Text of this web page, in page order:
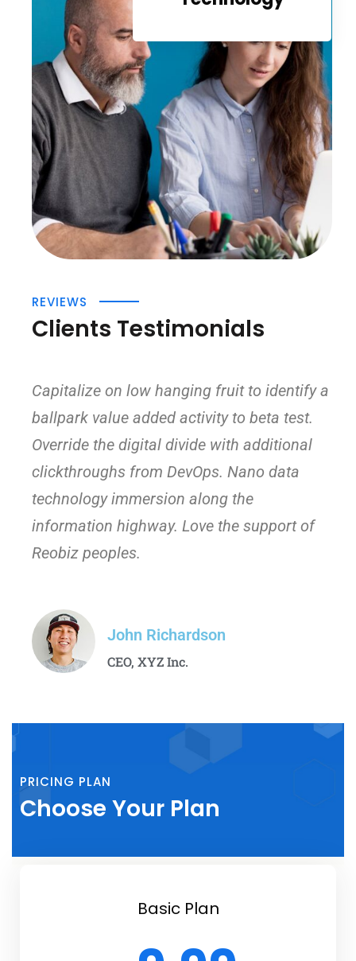
REVIEWS
Clients Testimonials
Capitalize on low hanging fruit to identify a
ballpark value added activity to beta test.
Override the digital divide with additional
clickthroughs from DevOps. Nano data
technology immersion along the
information highway. Love the support of
Reobiz peoples.
John Richardson
CEO, XYZ Inc.
PRICING PLAN
Choose Your Plan
Basic Plan